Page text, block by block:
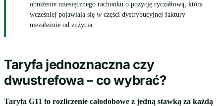
obniżenie miesięcznego rachunku o pozycję ryczałtową, która
wcześniej pojawiała się w części dystrybucyjnej faktury
niezależnie od zużycia.
Taryfa jednoznaczna czy
dwustrefowa – co wybrać?
Taryfa G11 to rozliczenie całodobowe z jedną stawką za każdą